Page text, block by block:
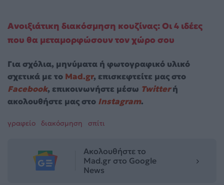
Ανοιξιάτικη διακόσμηση κουζίνας: Οι 4 ιδέες
που θα μεταμορφώσουν τον χώρο σου
Για σχόλια, μηνύματα ή φωτογραφικό υλικό
σχετικά με το Mad.gr, επισκεφτείτε μας στο
Facebook, επικοινωνήστε μέσω Twitterή
ακολουθήστε μας στο Instagram.
γραφείο διακόσμηση σπίτι
Ακολουθήστε το
Mad.gr στο Google
News